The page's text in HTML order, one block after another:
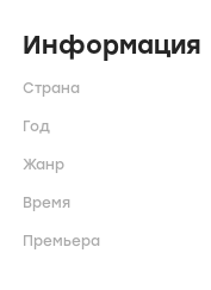
Информация
Страна
Год
Жанр
Время
Премьера